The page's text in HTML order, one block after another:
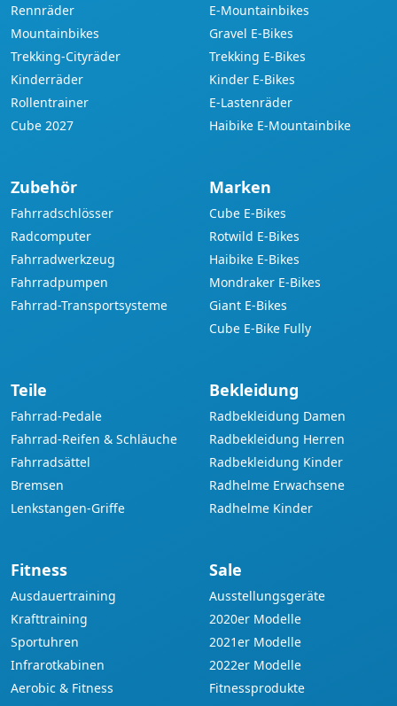
Rennräder
Mountainbikes
Trekking-Cityräder
Kinderräder
Rollentrainer
Cube 2027
E-Mountainbikes
Gravel E-Bikes
Trekking E-Bikes
Kinder E-Bikes
E-Lastenräder
Haibike E-Mountainbike
Zubehör
Fahrradschlösser
Radcomputer
Fahrradwerkzeug
Fahrradpumpen
Fahrrad-Transportsysteme
Marken
Cube E-Bikes
Rotwild E-Bikes
Haibike E-Bikes
Mondraker E-Bikes
Giant E-Bikes
Cube E-Bike Fully
Teile
Fahrrad-Pedale
Fahrrad-Reifen & Schläuche
Fahrradsättel
Bremsen
Lenkstangen-Griffe
Bekleidung
Radbekleidung Damen
Radbekleidung Herren
Radbekleidung Kinder
Radhelme Erwachsene
Radhelme Kinder
Fitness
Ausdauertraining
Krafttraining
Sportuhren
Infrarotkabinen
Aerobic & Fitness
Sale
Ausstellungsgeräte
2020er Modelle
2021er Modelle
2022er Modelle
Fitnessprodukte